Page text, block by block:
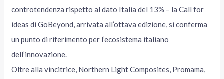
controtendenza rispetto al dato Italia del 13% – la Call for
ideas di GoBeyond, arrivata all’ottava edizione, si conferma
un punto di riferimento per l’ecosistema italiano
dell’innovazione.
Oltre alla vincitrice, Northern Light Composites, Promama,